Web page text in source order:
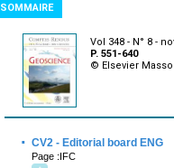
SOMMAIRE
Vol 348 - N° 8 -
P. 551-640
© Elsevier
· CV2 - Editorial board ENG
Page :IFC